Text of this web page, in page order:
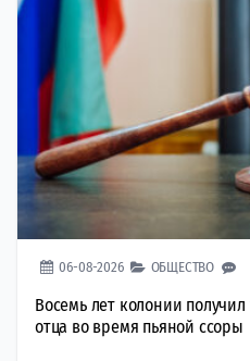
06-08-2026 ОБЩЕСТВО
Восемь лет колонии получил
отца во время пьяной ссоры